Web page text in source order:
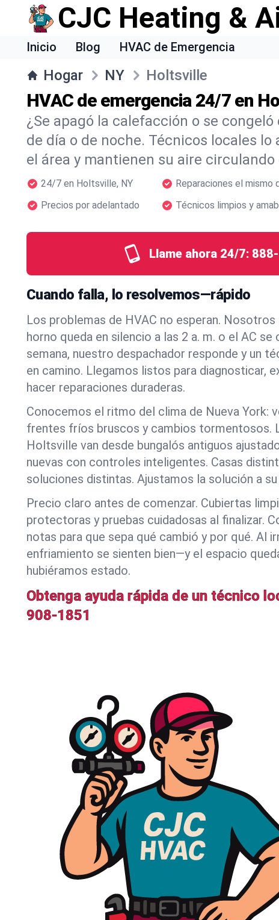
CJC Heating &
Inicio Blog HVAC de Emergencia
Hogar NY Holtsville
HVAC de emergencia 24/7 en
¿Se apagó la calefacción o se
de día o de noche. Técnicos locales lo
el área y mantienen su aire circulando
24/7 en Holtsville, NY Reparaciones el mismo
Precios por adelantado
Técnicos limpios y
Llame ahora 24/7:
Cuando falla, lo resolvemos—rápido
Los problemas de HVAC no esperan.
horno queda en silencio a las 2 a. m. o el AC se
semana, nuestro despachador responde y un
en camino. Llegamos listos para diagnosticar,
hacer reparaciones duraderas.
Conocemos el ritmo del clima de Nueva York:
frentes fríos bruscos y cambios tormentosos.
Holtsville van desde bungalós antiguos
nuevas con controles inteligentes. Casas
soluciones distintas. Ajustamos la solución a su
Precio claro antes de comenzar. Cubiertas
protectoras y pruebas cuidadosas al finalizar.
notas para que sepa qué cambió y por qué. Al
enfriamiento se sienten bien—y el espacio
hubiéramos estado.
Obtenga ayuda rápida de un técnico
908-1851